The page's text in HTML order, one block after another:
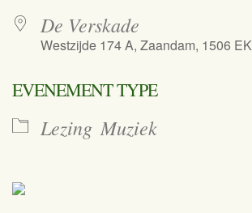
De Verskade
Westzijde 174 A, Zaandam, 1506 EK
EVENEMENT TYPE
Lezing Muziek